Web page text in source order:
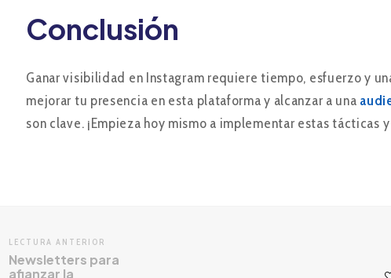
Conclusión
Ganar visibilidad en Instagram requiere tiempo, esfuerzo y
mejorar tu presencia en esta plataforma y alcanzar a una
son clave. ¡Empieza hoy mismo a implementar estas
LECTURA ANTERIOR
Newsletters para
afianzar la